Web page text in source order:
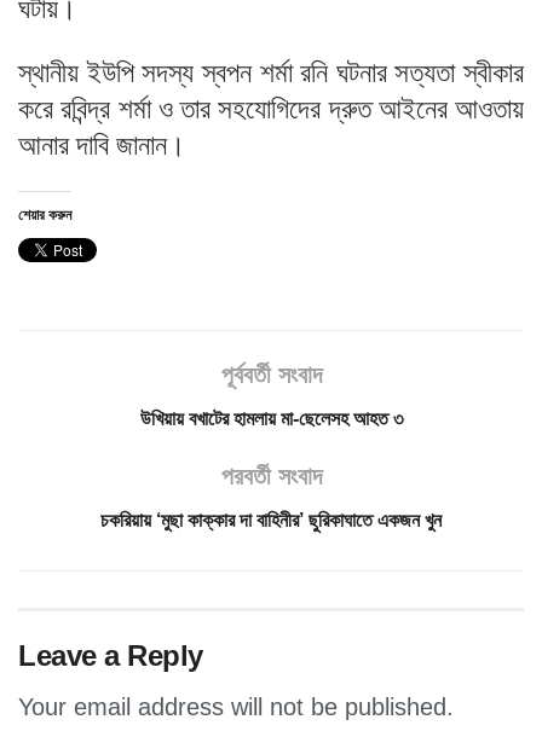
ঘটায়।
স্থানীয় ইউপি সদস্য স্বপন শর্মা রনি ঘটনার সত্যতা স্বীকার
করে রবিন্দ্র শর্মা ও তার সহযোগিদের দ্রুত আইনের আওতায়
আনার দাবি জানান।
শেয়ার করুন
পূর্ববর্তী সংবাদ
উখিয়ায় বখাটের হামলায় মা-ছেলেসহ আহত ৩
পরবর্তী সংবাদ
চকরিয়ায় ‘মুছা কাক্কার দা বাহিনীর’ ছুরিকাঘাতে একজন খুন
Leave a Reply
Your email address will not be published.